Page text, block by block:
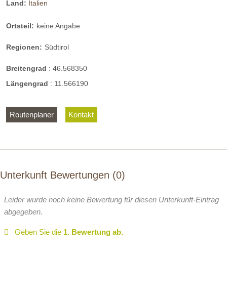
Land: Italien
Ortsteil: keine Angabe
Regionen: Südtirol
Breitengrad : 46.568350
Längengrad : 11.566190
Routenplaner Kontakt
Unterkunft Bewertungen 0
Leider wurde noch keine Bewertung für diesen Unterkunft-Eintrag
abgegeben.
Geben Sie die 1. Bewertung ab.